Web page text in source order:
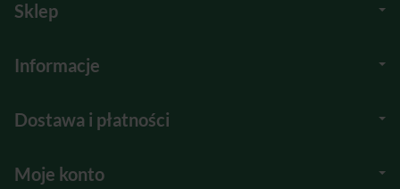
Sklep
Informacje
Dostawa i płatności
Moje konto